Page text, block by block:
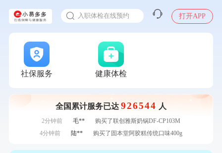
入职体检在线预约
打开APP
社保服务 健康体检
全国累计服务已达 926544 人
7分钟前 罗**
购买了美的体重秤 MO-CW5 白色
7分钟前
赵**
成功预约青春体检卡（女）
刚刚
周**
成功预约了男性健康套餐
成功预约了男性健康套餐
购买了美的体重秤 MO-CW5 白色
刚刚
购买了美的体重秤 MO-CW5 白色
2分钟前
江**
成功预约了女性VIP体检套餐
2分钟前
毛**
购买了联创雅斯奶锅DF-CP103M
4分钟前
陆**
购买了固本堂阿胶糕传统口味400g